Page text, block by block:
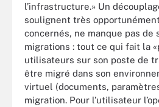
l’infrastructure.» Un
soulignent très
concernés, ne manque pas de
migrations : tout ce qui fait la
utilisateurs sur son poste de
être migré dans son
virtuel (documents,
migration. Pour l’utilisateur